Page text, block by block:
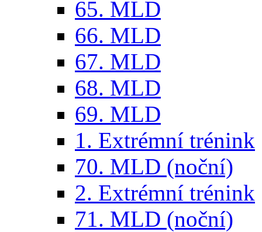
65. MLD
66. MLD
67. MLD
68. MLD
69. MLD
1. Extrémní trénink
70. MLD (noční)
2. Extrémní trénink
71. MLD (noční)